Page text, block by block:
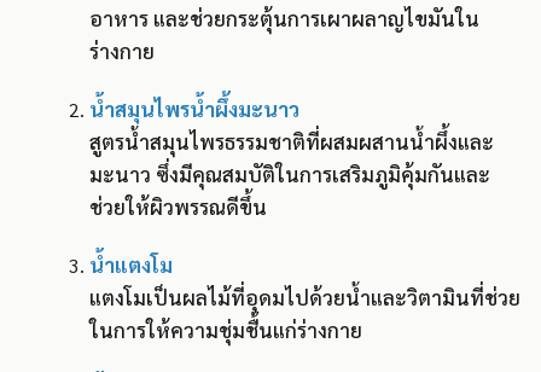
อาหาร และช่วยกระตุ้นการเผาผลาญไขมันใน
ร่างกาย
น้ำสมุนไพรน้ำผึ้งมะนาว
สูตรน้ำสมุนไพรธรรมชาติที่ผสมผสานน้ำผึ้งและ
มะนาว ซึ่งมีคุณสมบัติในการเสริมภูมิคุ้มกันและ
ช่วยให้ผิวพรรณดีขึ้น
น้ำแตงโม
แตงโมเป็นผลไม้ที่อุดมไปด้วยน้ำและวิตามินที่ช่วย
ในการให้ความชุ่มชื้นแก่ร่างกาย